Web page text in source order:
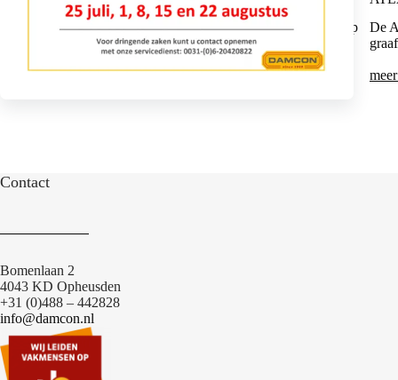
De Atlas minigraver AC 08B, is ideaal voor werkzaamheden op
diverse werklocaties zoals op landbouwgrond, in tuinen, voor
gemeentelijke projecten en onderhoud van wegen.
meer informatie
De
Contact
Bomenlaan 2
4043 KD Opheusden
+31 (0)488 – 442828
info@damcon.nl